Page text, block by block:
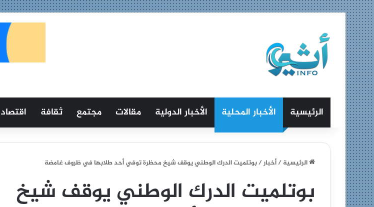
الرئيسية الأخبار المحلية الأخبار الدولية مقالات مجتمع ثقافة اقتصاد
الرئيسية/أخبار/بوتلميت الدرك الوطني يوقف شيخ محظرة توفي أحد طلابها في ظروف غامضة
بوتلميت الدرك الوطني يوقف شيخ